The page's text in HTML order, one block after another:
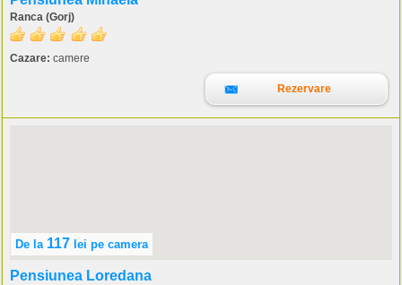
Ranca (Gorj)
Cazare: camere
Rezervare
De la 117 lei pe camera
Pensiunea Loredana